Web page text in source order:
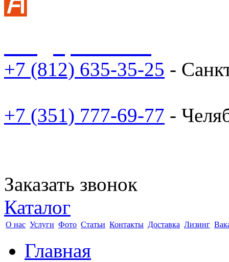
+7 (812) 635-35-25 -
+7 (351) 777-69-77 -
Заказать звонок
Каталог
О нас Услуги Фото Статьи Контакты Доставка Лизинг
Главная